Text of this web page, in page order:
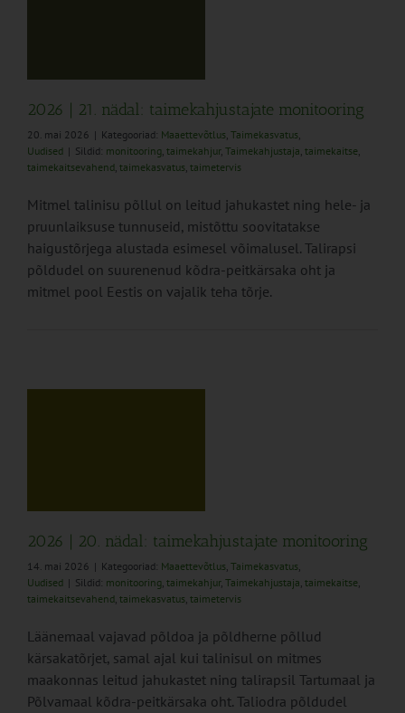
2026 | 21. nädal: taimekahjustajate monitooring
20. mai 2026 | Kategooriad: Maaettevõtlus, Taimekasvatus,
Uudised | Sildid: monitooring, taimekahjur, Taimekahjustaja, taimekaitse,
taimekaitsevahend, taimekasvatus, taimetervis
Mitmel talinisu põllul on leitud jahukastet ning hele- ja
pruunlaiksuse tunnuseid, mistõttu soovitatakse
haigustõrjega alustada esimesel võimalusel. Talirapsi
põldudel on suurenenud kõdra-peitkärsaka oht ja
mitmel pool Eestis on vajalik teha tõrje.
2026 | 20. nädal: taimekahjustajate monitooring
14. mai 2026 | Kategooriad: Maaettevõtlus, Taimekasvatus,
Uudised | Sildid: monitooring, taimekahjur, Taimekahjustaja, taimekaitse,
taimekaitsevahend, taimekasvatus, taimetervis
Läänemaal vajavad põldoa ja põldherne põllud
kärsakatõrjet, samal ajal kui talinisul on mitmes
maakonnas leitud jahukastet ning talirapsil Tartumaal ja
Põlvamaal kõdra-peitkärsaka oht. Taliodra põldudel